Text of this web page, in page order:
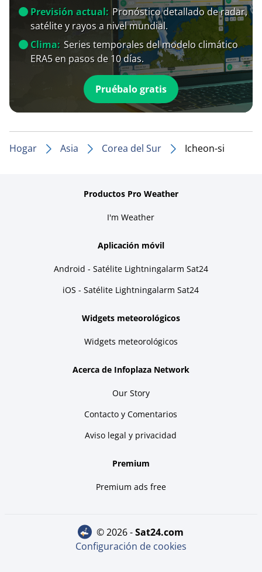
Previsión actual: Pronóstico detallado de radar,
satélite y rayos a nivel mundial.
Clima: Series temporales del modelo climático
ERA5 en pasos de 10 días.
Pruébalo gratis
Hogar Asia Corea del Sur Icheon-si
Productos Pro Weather
I'm Weather
Aplicación móvil
Android - Satélite Lightningalarm Sat24
iOS - Satélite Lightningalarm Sat24
Widgets meteorológicos
Widgets meteorológicos
Acerca de Infoplaza Network
Our Story
Contacto y Comentarios
Aviso legal y privacidad
Premium
Premium ads free
© 2026 - sat24.com
Configuración de cookies